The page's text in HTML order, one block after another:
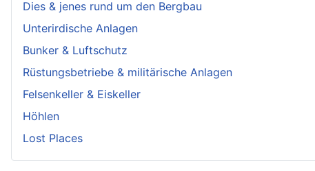
Dies & jenes rund um den Bergbau
Unterirdische Anlagen
Bunker & Luftschutz
Rüstungsbetriebe & militärische Anlagen
Felsenkeller & Eiskeller
Höhlen
Lost Places